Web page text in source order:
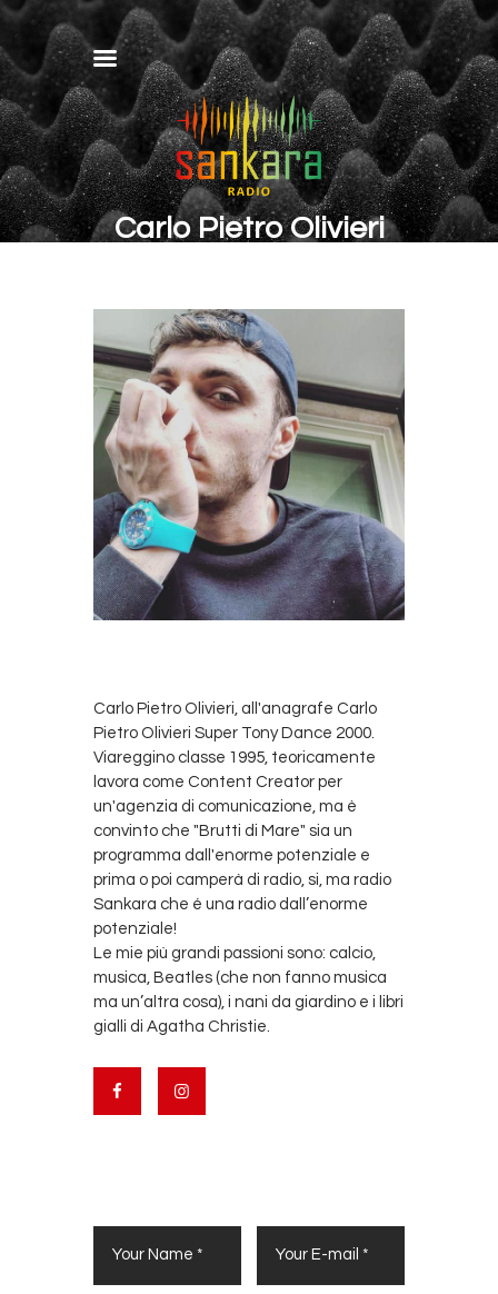
Carlo Pietro Olivieri
Carlo Pietro Olivieri, all'anagrafe Carlo
Pietro Olivieri Super Tony Dance 2000.
Viareggino classe 1995, teoricamente
lavora come Content Creator per
un'agenzia di comunicazione, ma è
convinto che "Brutti di Mare" sia un
programma dall'enorme potenziale e
prima o poi camperà di radio, si, ma radio
Sankara che é una radio dall’enorme
potenziale!
Le mie più grandi passioni sono: calcio,
musica, Beatles (che non fanno musica
ma un’altra cosa), i nani da giardino e i libri
gialli di Agatha Christie.